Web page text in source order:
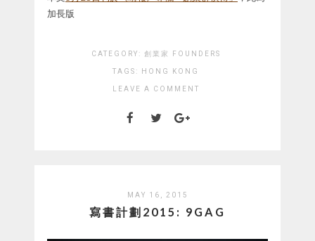
加長版
CATEGORY: 創業家 FOUNDERS
TAGS: HONG KONG
LEAVE A COMMENT
MAY 16, 2015
寫書計劃2015: 9GAG